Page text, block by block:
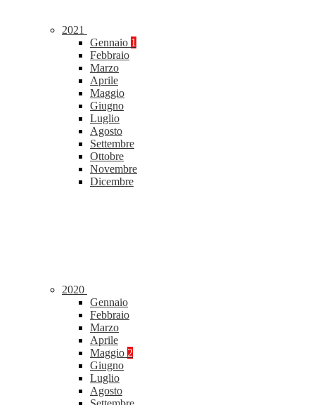
2021
Gennaio 1
Febbraio
Marzo
Aprile
Maggio
Giugno
Luglio
Agosto
Settembre
Ottobre
Novembre
Dicembre
2020
Gennaio
Febbraio
Marzo
Aprile
Maggio 2
Giugno
Luglio
Agosto